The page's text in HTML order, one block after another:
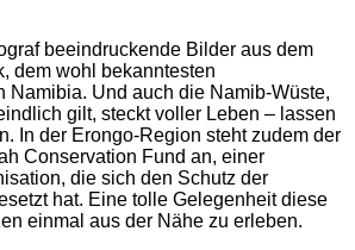
beeindruckende Bilder aus dem
dem wohl bekanntesten
Namibia. Und auch die Namib-Wüste,
gilt, steckt voller Leben – lassen
In der Erongo-Region steht zudem der
Conservation Fund an, einer
die sich den Schutz der
hat. Eine tolle Gelegenheit diese
einmal aus der Nähe zu erleben.